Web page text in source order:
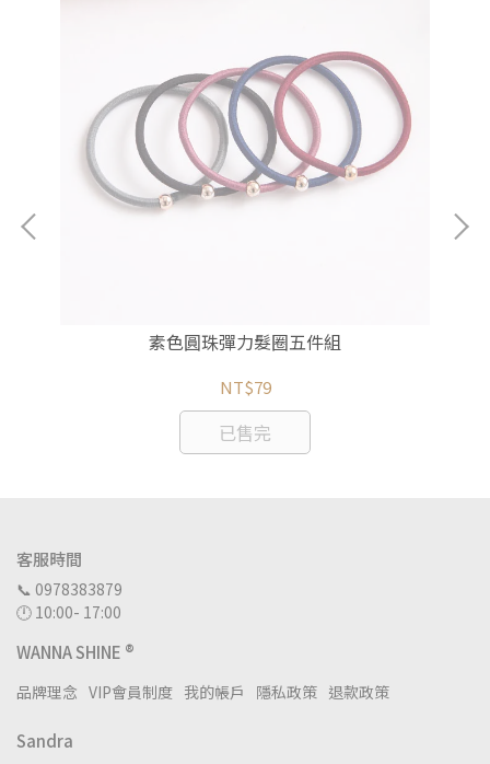
素色圓珠彈力髮圈五件組
NT$79
已售完
客服時間
📞 0978383879
🕛 10:00- 17:00
WANNA SHINE ®
品牌理念 VIP會員制度 我的帳戶 隱私政策 退款政策
Sandra